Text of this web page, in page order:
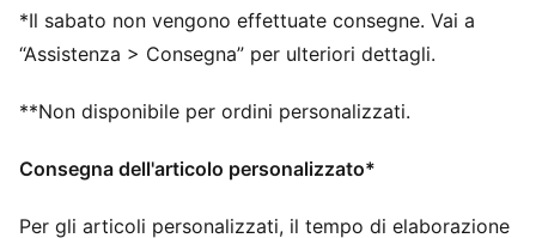
*Il sabato non vengono effettuate consegne. Vai a
“Assistenza > Consegna” per ulteriori dettagli.
**Non disponibile per ordini personalizzati.
Consegna dell'articolo personalizzato*
Per gli articoli personalizzati, il tempo di elaborazione